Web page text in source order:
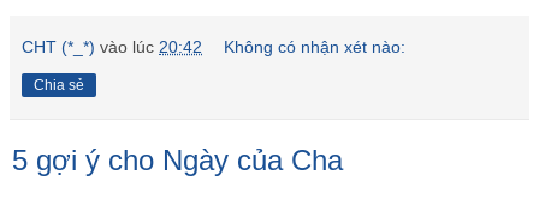
CHT (*_*) vào lúc 20:42 Không có nhận xét nào:
Chia sẻ
5 gợi ý cho Ngày của Cha